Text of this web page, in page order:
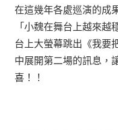
在這幾年各處巡演的成
「小魏在舞台上越來
台上大螢幕跳出《我要
中展開第二場的訊息，
喜！！